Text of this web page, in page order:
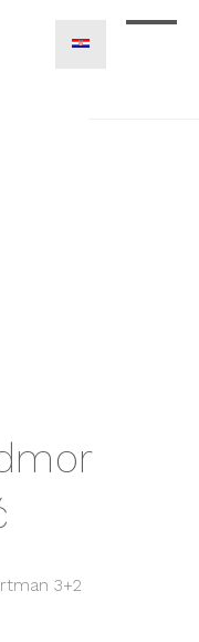
3+2